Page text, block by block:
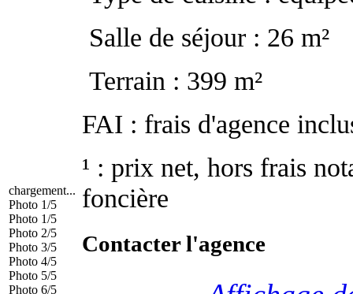
chargement...
Photo 1/5
Photo 1/5
Photo 2/5
Photo 3/5
Photo 4/5
Photo 5/5
Photo 6/5
Salle de séjour : 26 m²
Terrain : 399 m²
FAI : frais d'agence
¹ : prix net, hors frais
foncière
Contacter l'agence